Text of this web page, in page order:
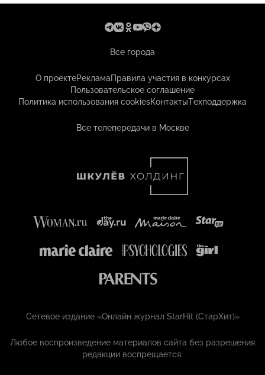
Все города
О проектеРекламаПравила участия в конкурсах
Пользовательское соглашение
Политика использования cookiesКонтактыТехподдержка
Все телепередачи в Москве
Сетевое издание «Онлайн журнал StarHit (СтарХит)»
Любое воспроизведение материалов сайта без разрешения
редакции воспрещается.